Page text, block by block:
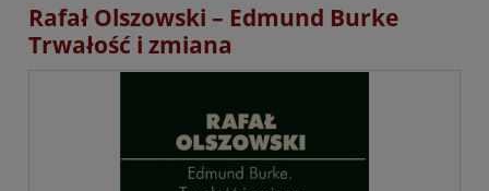
Rafał Olszowski – Edmund Burke
Trwałość i zmiana